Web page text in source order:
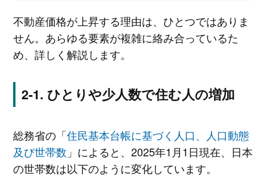
不動産価格が上昇する理由は、ひとつではありま
せん。あらゆる要素が複雑に絡み合っているた
め、詳しく解説します。
ひとりや少人数で住む人の増加
総務省の「住民基本台帳に基づく人口、人口動態
及び世帯数 」によると、2025年1月1日現在、日本
の世帯数は以下のように変化しています。